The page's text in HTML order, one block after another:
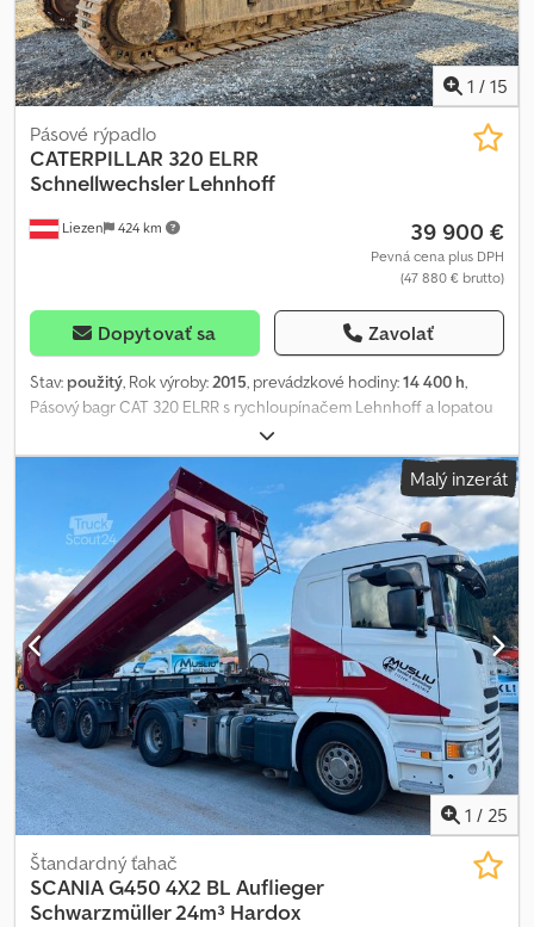
1 / 15
Liezen 424 km
Pásové rýpadlo
CATERPILLAR 320 ELRR
Schnellwechsler Lehnhoff
39 900 €
Pevná cena plus DPH
(47 880 € brutto)
Dopytovať sa Zavolať
Stav: použitý, Rok výroby:2015, prevádzkové hodiny:14 400 h,
Pásový bagr CAT 320 ELRR s rychloupínačem Lehnhoff a lopatou
Dsdpfowtk T Iex Ankjwa Stav: dobrý, podvozek 40%
Malý inzerát
1 / 25
Štandardný ťahač
SCANIAG450 4X2 BL Auflieger
Schwarzmüller 24m³ Hardox